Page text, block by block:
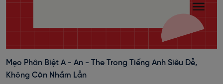
Mẹo Phân Biệt A - An - The Trong Tiếng Anh Siêu Dễ,
Không Còn Nhầm Lẫn